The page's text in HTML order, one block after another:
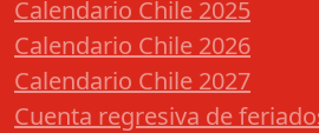
Calendario Chile 2025
Calendario Chile 2026
Calendario Chile 2027
Cuenta regresiva de